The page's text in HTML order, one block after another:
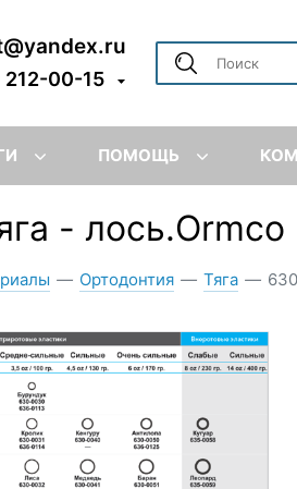
212-00-15
ПОМОЩЬ
-
— Ортодонтия — Тяга —